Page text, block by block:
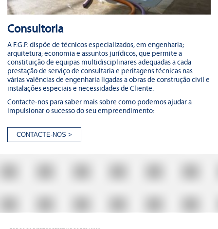
Consultoria
A F.G.P. dispõe de técnicos especializados, em engenharia;
arquitetura; economia e assuntos jurídicos, que permite a
constituição de equipas multidisciplinares adequadas a cada
prestação de serviço de consultaria e peritagens técnicas nas
várias valências de engenharia ligadas a obras de construção civil e
instalações especiais e necessidades de Cliente.
Contacte-nos para saber mais sobre como podemos ajudar a
impulsionar o sucesso do seu empreendimento: